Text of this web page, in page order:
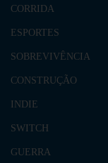
CORRIDA
ESPORTES
SOBREVIVÊNCIA
CONSTRUÇÃO
INDIE
SWITCH
GUERRA